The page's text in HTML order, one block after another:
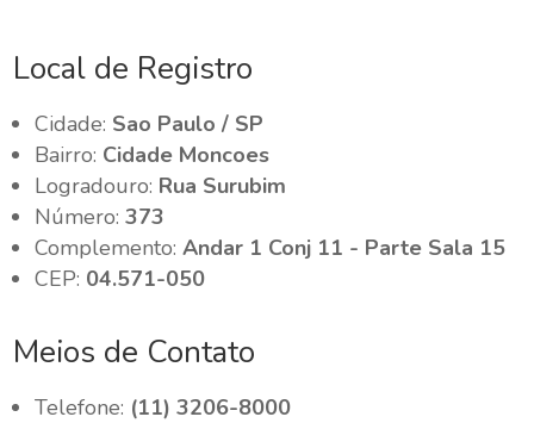
Local de Registro
Cidade: Sao Paulo / SP
Bairro: Cidade Moncoes
Logradouro: Rua Surubim
Número:373
Complemento:Andar 1 Conj 11 - Parte Sala 15
CEP: 04.571-050
Meios de Contato
Telefone: (11) 3206-8000